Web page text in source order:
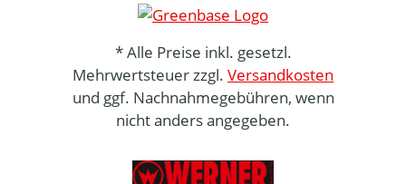
* Alle Preise inkl. gesetzl.
Mehrwertsteuer zzgl. Versandkosten
und ggf. Nachnahmegebühren, wenn
nicht anders angegeben.